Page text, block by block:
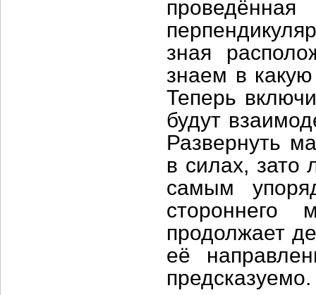
зная
знаем в
Теперь
будут
Развернуть
в силах, зато
самым
стороннего
продолжает
её
предсказуемо.